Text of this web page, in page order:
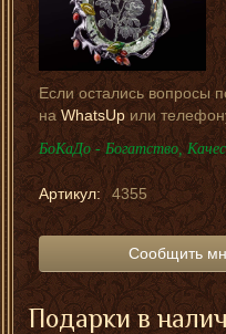
Если остались вопросы
наWhatsUpили
БоКаДо - Богатство,
Артикул: 4355
Сообщить
Подарки в